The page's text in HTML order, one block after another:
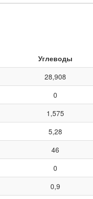
Углеводы
28,908
0
1,575
5,28
46
0
0,9